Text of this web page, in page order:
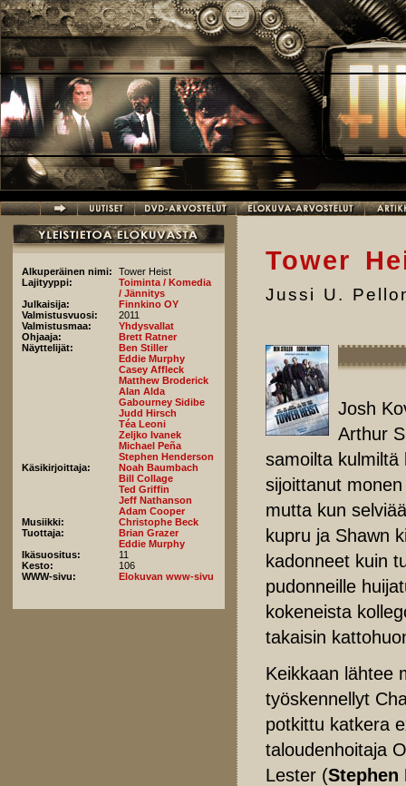
Hyppää pääsisältöön
Alkuperäinen nimi:
Tower Heist
Lajityyppi:
Toiminta / Komedia
/ Jännitys
Julkaisija:
Finnkino OY
Valmistusvuosi:
2011
Valmistusmaa:
Yhdysvallat
Ohjaaja:
Brett Ratner
Näyttelijät:
Ben Stiller
Eddie Murphy
Casey Affleck
Matthew Broderick
Alan Alda
Gabourney Sidibe
Judd Hirsch
Téa Leoni
Zeljko Ivanek
Michael Peña
Stephen Henderson
Käsikirjoittaja:
Noah Baumbach
Bill Collage
Ted Griffin
Jeff Nathanson
Adam Cooper
Musiikki:
Christophe Beck
Tuottaja:
Brian Grazer
Eddie Murphy
Ikäsuositus:
11
Kesto:
106
WWW-sivu:
Elokuvan www-sivu
Tower
Jussi U.
Josh
Arthur
samoilta kulmiltä
sijoittanut
mutta kun
kupru ja Shawn
kadonneet kuin
pudonneille
kokeneista
takaisin
Keikkaan lähtee
työskennellyt
potkittu katkera
taloudenhoitaja
Lester (Stephen